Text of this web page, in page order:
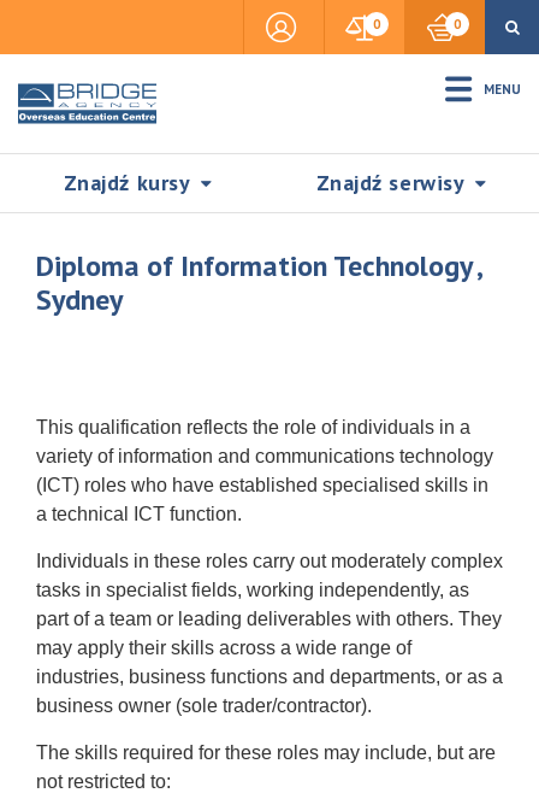
0 0
MENU
Znajdź kursy Znajdź serwisy
Accommodation
Visas & Legal Stay
Diploma of Information Technology ,
Sydney
This qualification reflects the role of individuals in a
variety of information and communications technology
(ICT) roles who have established specialised skills in
a technical ICT function.
Individuals in these roles carry out moderately complex
tasks in specialist fields, working independently, as
part of a team or leading deliverables with others. They
may apply their skills across a wide range of
industries, business functions and departments, or as a
business owner (sole trader/contractor).
The skills required for these roles may include, but are
not restricted to: